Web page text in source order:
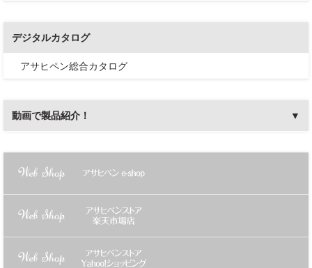
デジタルカタログ
アサヒペン総合カタログ
動画で製品紹介！